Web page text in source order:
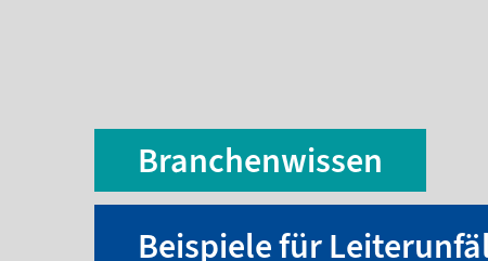
Branchenwissen
Beispiele für